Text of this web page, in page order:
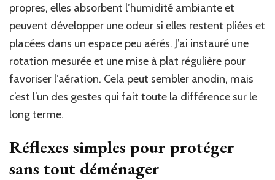
propres, elles absorbent l’humidité ambiante et
peuvent développer une odeur si elles restent pliées et
placées dans un espace peu aérés. J’ai instauré une
rotation mesurée et une mise à plat régulière pour
favoriser l’aération. Cela peut sembler anodin, mais
c’est l’un des gestes qui fait toute la différence sur le
long terme.
Réflexes simples pour protéger
sans tout déménager